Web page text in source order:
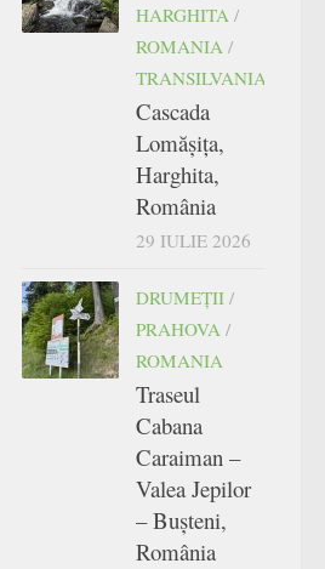
HARGHITA /
ROMANIA /
TRANSILVANIA
Cascada
Lomășița,
Harghita,
România
29 IULIE 2026
DRUMEŢII /
PRAHOVA /
ROMANIA
Traseul
Cabana
Caraiman –
Valea Jepilor
– Bușteni,
România